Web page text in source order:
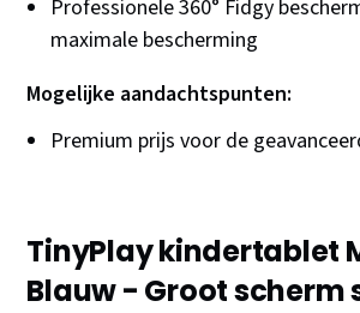
Professionele 360° Fidgy
maximale bescherming
Mogelijke aandachtspunten:
Premium prijs voor de
TinyPlay kindertablet
Blauw - Groot scherm